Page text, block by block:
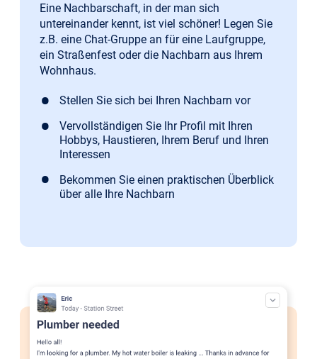
Eine Nachbarschaft, in der man sich
untereinander kennt, ist viel schöner! Legen Sie
z.B. eine Chat-Gruppe an für eine Laufgruppe,
ein Straßenfest oder die Nachbarn aus Ihrem
Wohnhaus.
Stellen Sie sich bei Ihren Nachbarn vor
Vervollständigen Sie Ihr Profil mit Ihren
Hobbys, Haustieren, Ihrem Beruf und Ihren
Interessen
Bekommen Sie einen praktischen Überblick
über alle Ihre Nachbarn